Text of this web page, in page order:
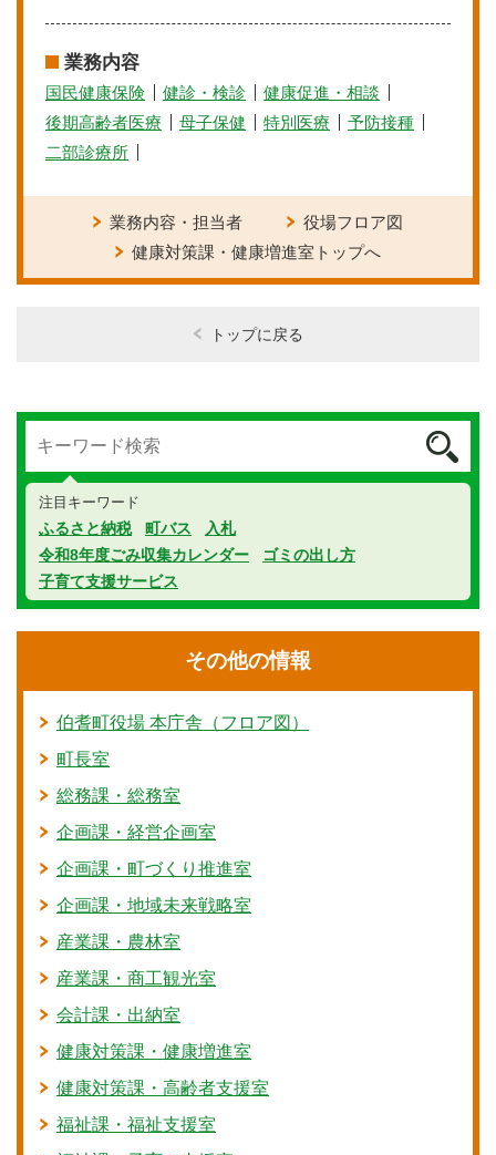
業務内容
国民健康保険 健診・検診
健康促進・相談
後期高齢者医療
母子保健 特別医療
予防接種
二部診療所
業務内容・担当者
役場フロア図
健康対策課・健康増進室トップへ
トップに戻る
注目キーワード
ふるさと納税 町バス
入札
令和8年度ごみ収集カレンダー
ゴミの出し方
子育て支援サービス
その他の情報
伯耆町役場 本庁舎（フロア図）
町長室
総務課・総務室
企画課・経営企画室
企画課・町づくり推進室
企画課・地域未来戦略室
産業課・農林室
産業課・商工観光室
会計課・出納室
健康対策課・健康増進室
健康対策課・高齢者支援室
福祉課・福祉支援室